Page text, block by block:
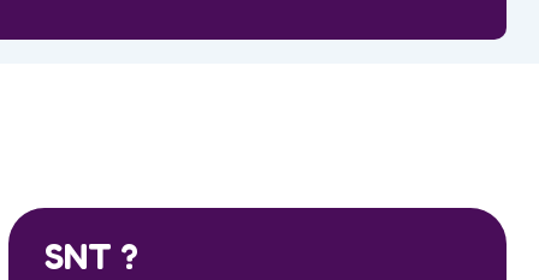
SNT ?